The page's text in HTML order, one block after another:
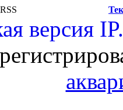
версия